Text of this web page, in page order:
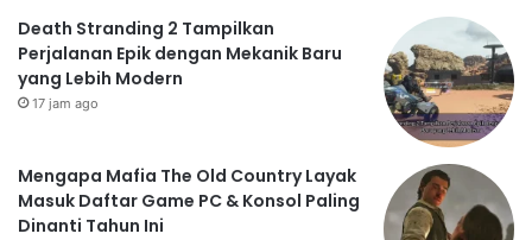
Death Stranding 2 Tampilkan
Perjalanan Epik dengan Mekanik Baru
yang Lebih Modern
17 jam ago
Mengapa Mafia The Old Country Layak
Masuk Daftar Game PC & Konsol Paling
Dinanti Tahun Ini